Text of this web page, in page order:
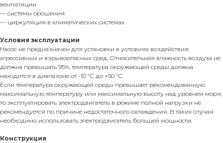
вентиляции
— системы орошения
— циркуляция в климатических системах
Условия эксплуатации
Насос не предназначен для установки в условиях воздействия
агрессивных и взрывоопасных сред. Относительная влажность воздуха не
должна превышать 95%, температура окружающей среды должна
находится в диапазоне от -10 °С до +50 °С.
Если температура окружающей среды превышает рекомендованную
максимальную температуру или максимальную высоту над уровнем моря,
то эксплуатировать электродвигатель в режиме полной нагрузки не
рекомендуется по причине недостаточного охлаждения. В таких случая
необходимо использовать электродвигатель большей мощности.
Конструкция